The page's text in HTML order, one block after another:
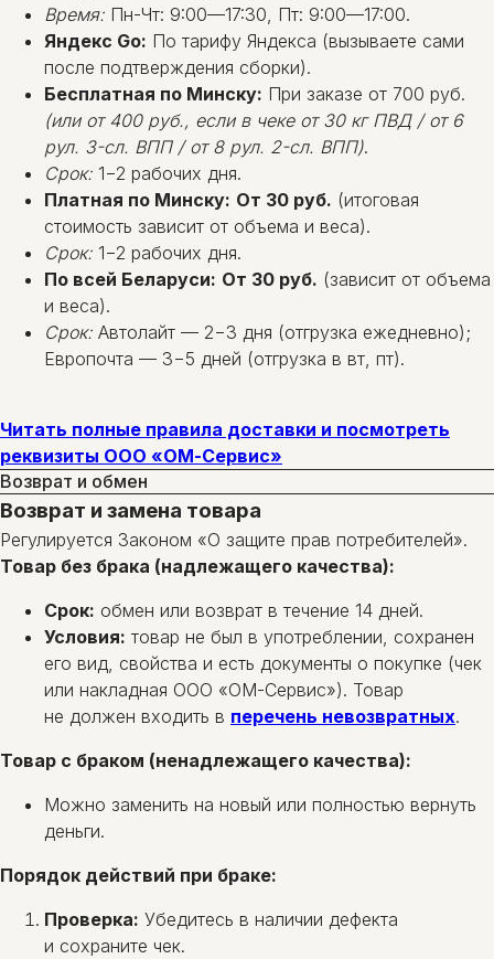
Время: Пн-Чт: 9:00—17:30, Пт: 9:00—17:00.
Яндекс Go: По тарифу Яндекса (вызываете сами
после подтверждения сборки).
Бесплатная по Минску: При заказе от 700 руб.
(или от 400 руб., если в чеке от 30 кг ПВД / от 6
рул. 3-сл. ВПП / от 8 рул. 2-сл. ВПП).
Срок: 1−2 рабочих дня.
Платная по Минску: От 30 руб. (итоговая
стоимость зависит от объема и веса).
Срок: 1−2 рабочих дня.
По всей Беларуси: От 30 руб. (зависит от объема
и веса).
Срок: Автолайт — 2−3 дня (отгрузка ежедневно);
Европочта — 3−5 дней (отгрузка в вт, пт).
Читать полные правила доставки и посмотреть
реквизиты ООО «ОМ-Сервис»
Возврат и обмен
Возврат и замена товара
Регулируется Законом «О защите прав потребителей».
Товар без брака (надлежащего качества):
Срок: обмен или возврат в течение 14 дней.
Условия: товар не был в употреблении, сохранен
его вид, свойства и есть документы о покупке (чек
или накладная ООО «ОМ-Сервис»). Товар
не должен входить в перечень невозвратных.
Товар с браком (ненадлежащего качества):
Можно заменить на новый или полностью вернуть
деньги.
Порядок действий при браке:
Проверка: Убедитесь в наличии дефекта
и сохраните чек.